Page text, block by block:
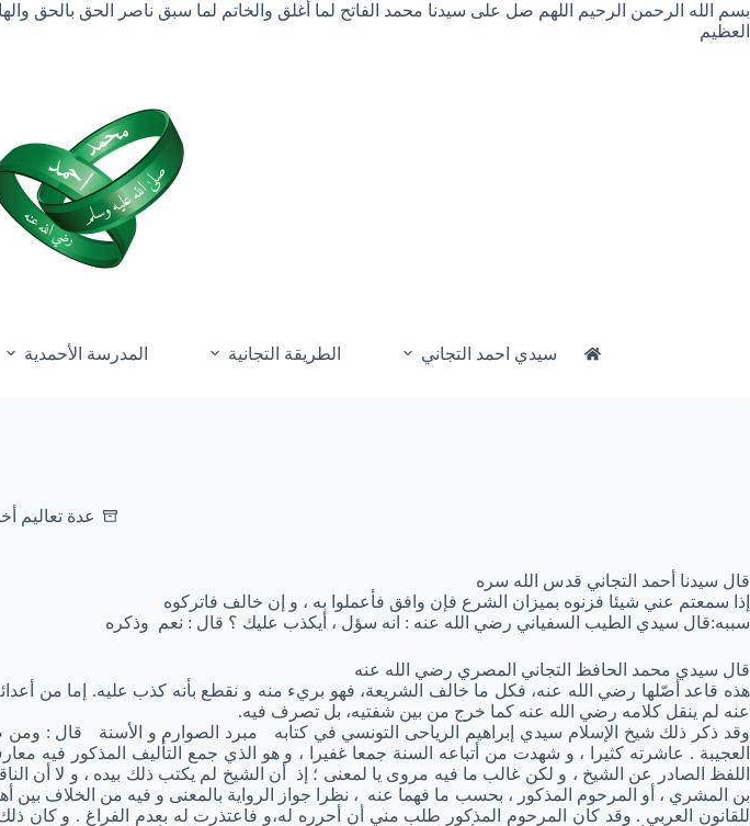
التجاوز
إلى
بسم الله الرحمن الرحيم اللهم صل على سيدنا محمد الفاتح لما أغلق والخاتم لما سبق ناصر الحق بالحق
العظيم
سيدي احمد التجاني الطريقة التجانية المدرسة الأحمدية
عدة تعاليم
قال سيدنا أحمد التجاني قدس الله سره
إذا سمعتم عني شيئا فزنوه بميزان الشرع فإن وافق فأعملوا به ، و إن خالف فاتركوه
سببه:قال سيدي الطيب السفياني رضي الله عنه : انه سؤل ، أيكذب عليك ؟ قال : نعم وذكره
قال سيدي محمد الحافظ التجاني المصري رضي الله عنه
هذه قاعد أصّلها رضي الله عنه، فكل ما خالف الشريعة، فهو بريء منه و نقطع بأنه كذب عليه. إما من
عنه لم ينقل كلامه رضي الله عنه كما خرج من بين شفتيه، بل تصرف فيه.
وقد ذكر ذلك شيخ الإسلام سيدي إبراهيم الرياحى التونسي في كتابه مبرد الصوارم و الأسنة قال :
العجيبة . عاشرته كثيرا ، و شهدت من أتباعه السنة جمعا غفيرا ، و هو الذي جمع التأليف المذكور
اللفظ الصادر عن الشيخ ، و لكن غالب ما فيه مروى يا لمعنى ؛ إذ أن الشيخ لم يكتب ذلك بيده ، و لا أن
بن المشري ، أو المرحوم المذكور ، بحسب ما فهما عنه ، نظرا جواز الرواية بالمعنى و فيه من الخلاف
للقانون العربي . وقد كان المرحوم المذكور طلب مني أن أحرره له،و فاعتذرت له بعدم الفراغ . و كان